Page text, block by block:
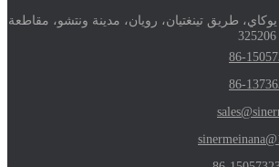
يوكاي، طريق تينغتيان، رويان، مدينة ونتشو، مقاطعة